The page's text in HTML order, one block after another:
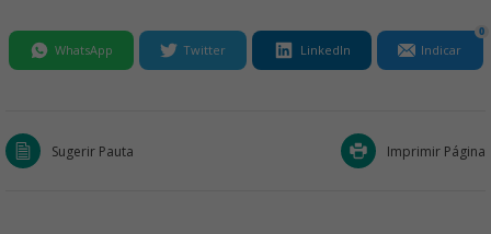
WhatsApp Twitter LinkedIn Indicar
0
Sugerir Pauta Imprimir Página